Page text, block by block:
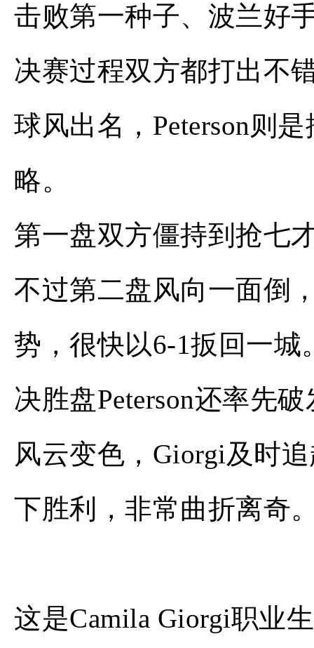
击败第一种子、波兰好
决赛过程双方都打出不
球风出名，Peterson则
略。
第一盘双方僵持到抢七
不过第二盘风向一面倒
势，很快以6-1扳回一城
决胜盘Peterson还率先
风云变色，Giorgi及时
下胜利，非常曲折离奇
这是Camila Giorgi职业